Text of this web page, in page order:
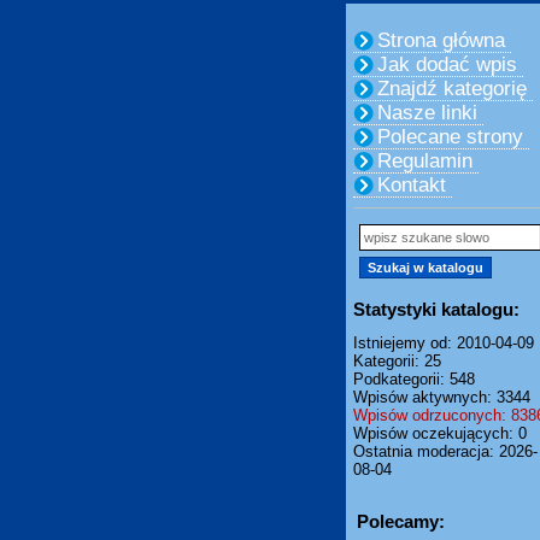
Strona główna
Jak dodać wpis
Znajdź kategorię
Nasze linki
Polecane strony
Regulamin
Kontakt
Statystyki katalogu:
Istniejemy od: 2010-04-09
Kategorii: 25
Podkategorii: 548
Wpisów aktywnych: 3344
Wpisów odrzuconych:
Wpisów oczekujących: 0
Ostatnia moderacja: 2026-
08-04
Polecamy: